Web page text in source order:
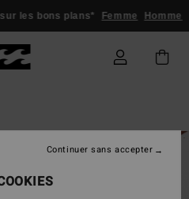
les bons plans* Femme Homme
Continuer sans accepter